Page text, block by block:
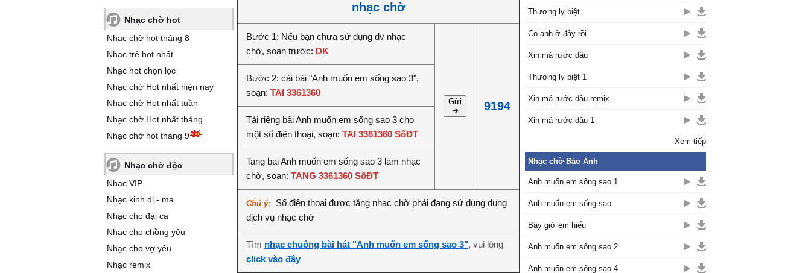
Nhạc chờ hot
Nhạc chờ hot tháng 8
Nhạc trẻ hot nhất
Nhạc hot chọn lọc
Nhạc chờ Hot nhất hiện nay
Nhạc chờ Hot nhất tuần
Nhạc chờ Hot nhất tháng
Nhạc chờ hot tháng 9
Nhạc chờ độc
Nhạc VIP
Nhạc kinh dị - ma
Nhạc cho đại ca
Nhạc cho chồng yêu
Nhạc cho vợ yêu
Nhạc remix
nhạc chờ
Bước 1: Nếu bạn chưa sử dụng dv nhạc
chờ, soạn trước: DK
Gửi
➔
9194
Bước 2: cài bài "Anh muốn em sống sao 3",
soạn: TAI 3361360
Tải riêng bài Anh muốn em sống sao 3 cho
một số điện thoại, soạn: TAI 3361360 SốĐT
Tang bai Anh muốn em sống sao 3 làm nhạc
chờ, soạn: TANG 3361360 SốĐT
Chú ý:
Số điện thoại được tặng nhạc chờ phải đang sử dụng dụng
dịch vụ nhạc chờ
Tìm nhạc chuông bài hát "Anh muốn em sống sao 3", vui lòng
click vào đây
Thương ly biệt
Có anh ở đây rồi
Xin má rước dâu
Thương ly biệt 1
Xin má rước dâu remix
Xin má rước dâu 1
Xem tiếp
Nhạc chờ Bảo Anh
Anh muốn em sống sao 1
Anh muốn em sống sao
Bây giờ em hiểu
Anh muốn em sống sao 2
Anh muốn em sống sao 4